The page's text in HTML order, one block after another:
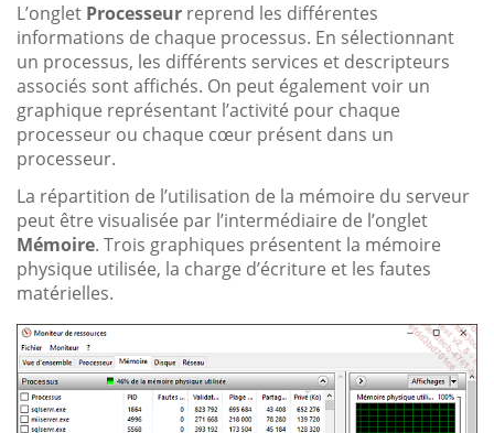
L’onglet Processeur reprend les différentes
informations de chaque processus. En sélectionnant
un processus, les différents services et descripteurs
associés sont affichés. On peut également voir un
graphique représentant l’activité pour chaque
processeur ou chaque cœur présent dans un
processeur.
La répartition de l’utilisation de la mémoire du serveur
peut être visualisée par l’intermédiaire de l’onglet
Mémoire. Trois graphiques présentent la mémoire
physique utilisée, la charge d’écriture et les fautes
matérielles.